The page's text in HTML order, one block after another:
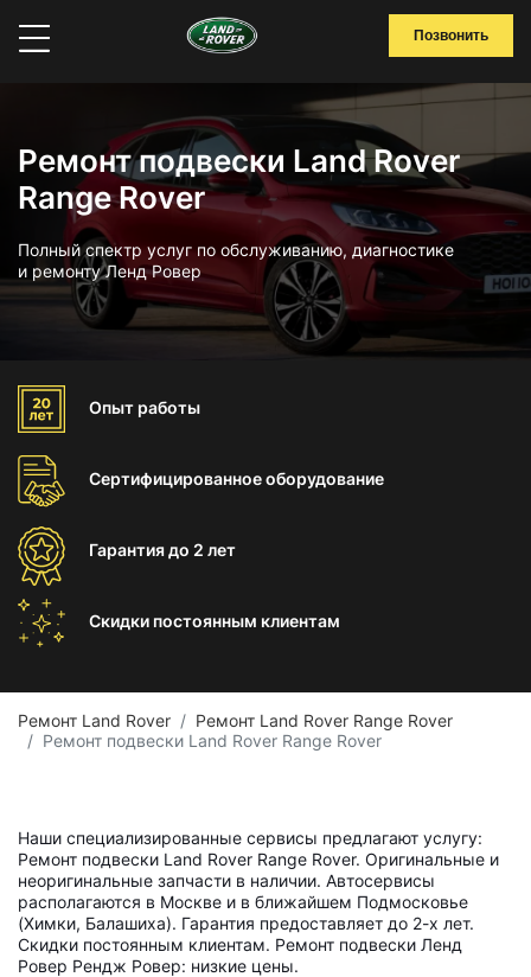
Позвонить
Ремонт подвески Land Rover
Range Rover
Полный спектр услуг по обслуживанию, диагностике
и ремонту Ленд Ровер
Опыт работы
Сертифицированноеоборудование
Гарантиядо 2 лет
Скидки постоянным клиентам
Ремонт Land Rover
Ремонт Land Rover Range Rover
Ремонт подвески Land Rover Range Rover
Наши специализированные сервисы предлагают услугу:
Ремонт подвески Land Rover Range Rover. Оригинальные и
неоригинальные запчасти в наличии. Автосервисы
располагаются в Москве и в ближайшем Подмосковье
(Химки, Балашиха). Гарантия предоставляет до 2-х лет.
Скидки постоянным клиентам. Ремонт подвески Ленд
Ровер Рендж Ровер: низкие цены.